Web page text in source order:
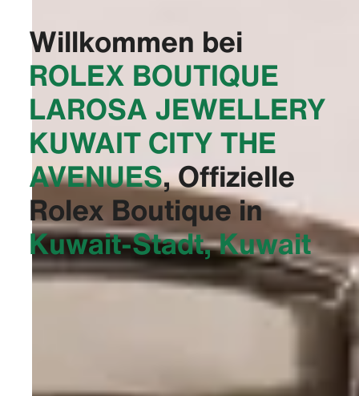
Willkommen bei
‭ROLEX BOUTIQUE
LAROSA JEWELLERY
KUWAIT CITY THE
AVENUES‬, Offizielle
Rolex Boutique in
Kuwait-Stadt, Kuwait